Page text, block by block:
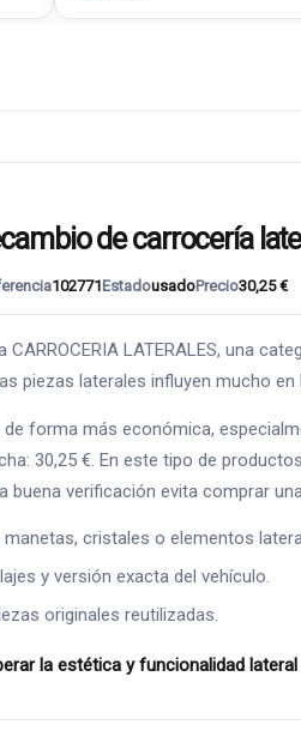
de carrocería
102771EstadousadoPrecio30,25 €
CARROCERIA LATERALES,
piezas laterales influyen mucho
forma más económica,
30,25 €. En este tipo de
verificación evita comprar
cristales o elementos
y versión exacta del vehículo.
originales reutilizadas.
la estética y funcionalidad